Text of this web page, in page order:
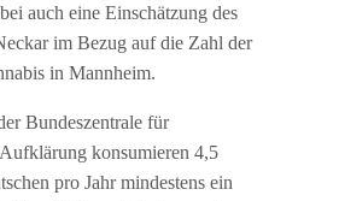
auch eine Einschätzung des
im Bezug auf die Zahl der
in Mannheim.
Bundeszentrale für
konsumieren 4,5
pro Jahr mindestens ein